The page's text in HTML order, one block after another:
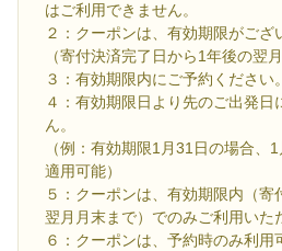
はご利用できません。
２：クーポンは、有効期限がござ
（寄付決済完了日から1年後の翌月
３：有効期限内にご予約ください。
４：有効期限日より先のご出発
ん。
（例：有効期限1月31日の場合、
適用可能）
５：クーポンは、有効期限内（寄
翌月月末まで）でのみご利用いた
６：クーポンは、予約時のみ利